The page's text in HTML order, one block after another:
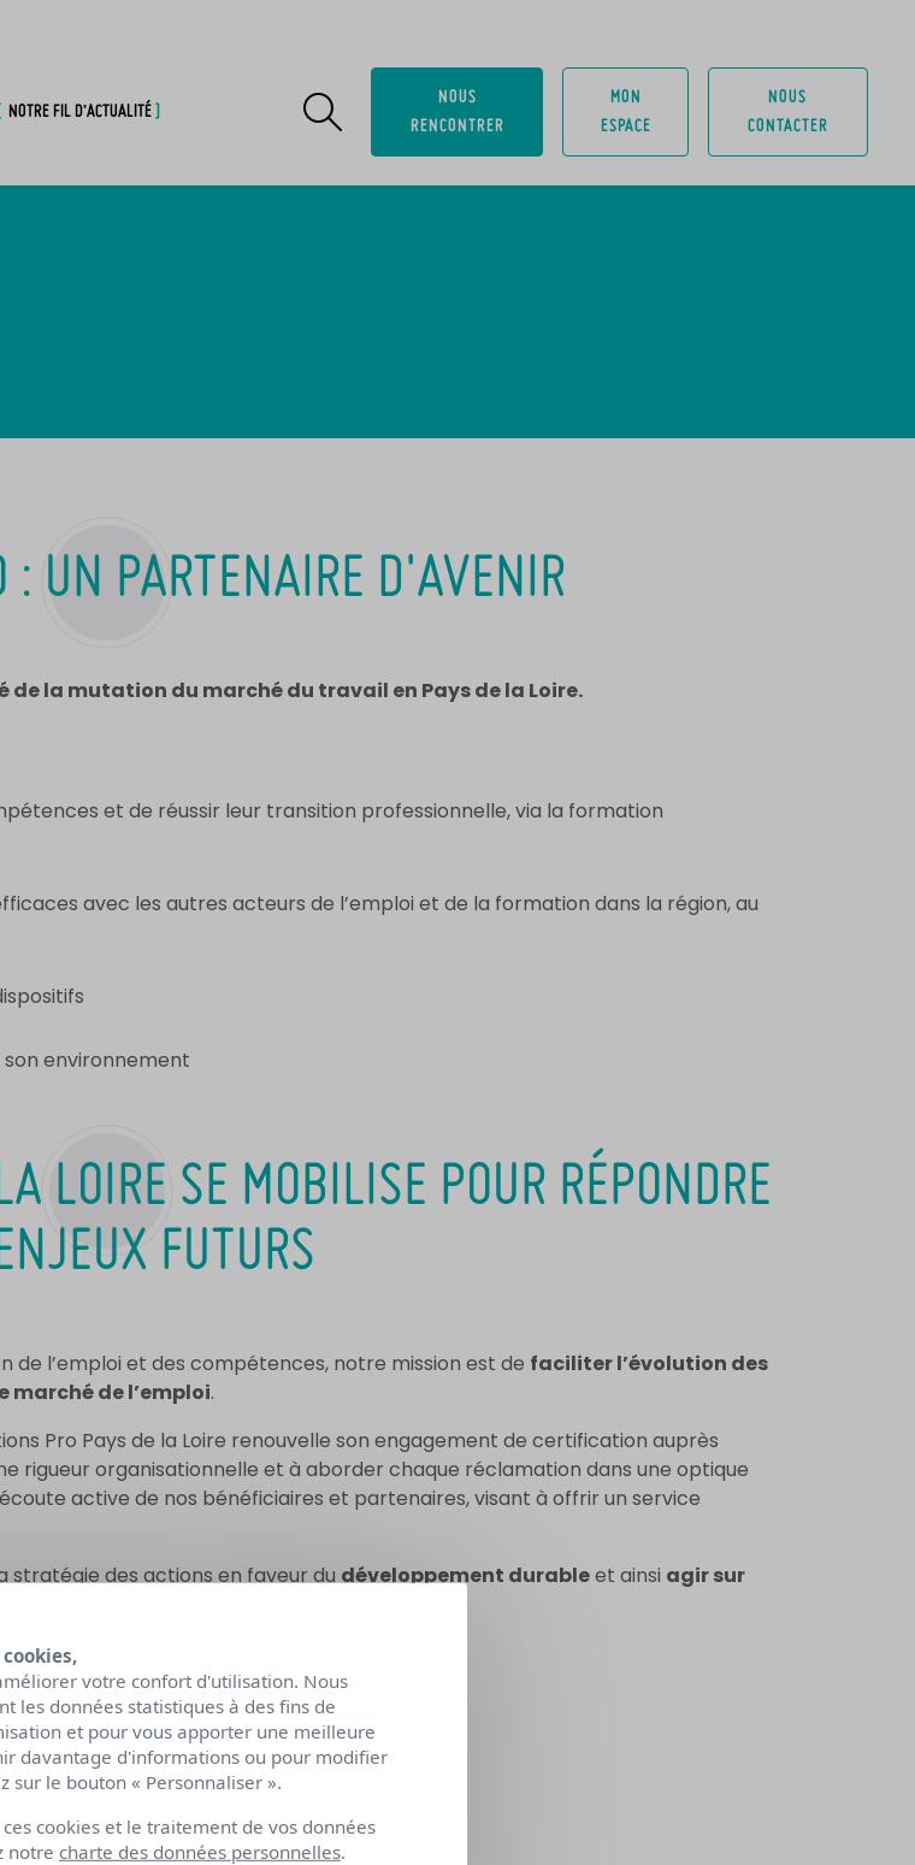
NOTRE FIL D’ACTUALITÉ
NOUS
RENCONTRER
MON
ESPACE
NOUS
CONTACTER
: UN PARTENAIRE D'AVENIR
la mutation du marché du travail en Pays de la Loire.
et de réussir leur transition professionnelle, via la formation
avec les autres acteurs de l’emploi et de la formation dans la région, au
environnement
LOIRE SE MOBILISE POUR RÉPONDRE
FUTURS
de l’emploi et des compétences, notre mission est de faciliter l’évolution des
marché de l’emploi.
Pro Pays de la Loire renouvelle son engagement de certification auprès
rigueur organisationnelle et à aborder chaque réclamation dans une optique
active de nos bénéficiaires et partenaires, visant à offrir un service
stratégie des actions en faveur du développement durableet ainsi agir sur
:
votre confort d'utilisation. Nous
les données statistiques à des fins de
et pour vous apporter une meilleure
davantage d'informations ou pour modifier
sur le bouton « Personnaliser ».
cookies et le traitement de vos données
notre charte des données personnelles.